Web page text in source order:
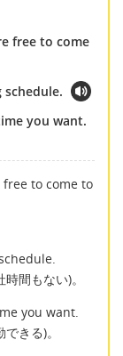
free to come
schedule.
you want.
free to come to
間もない)。
you want.
きる)。